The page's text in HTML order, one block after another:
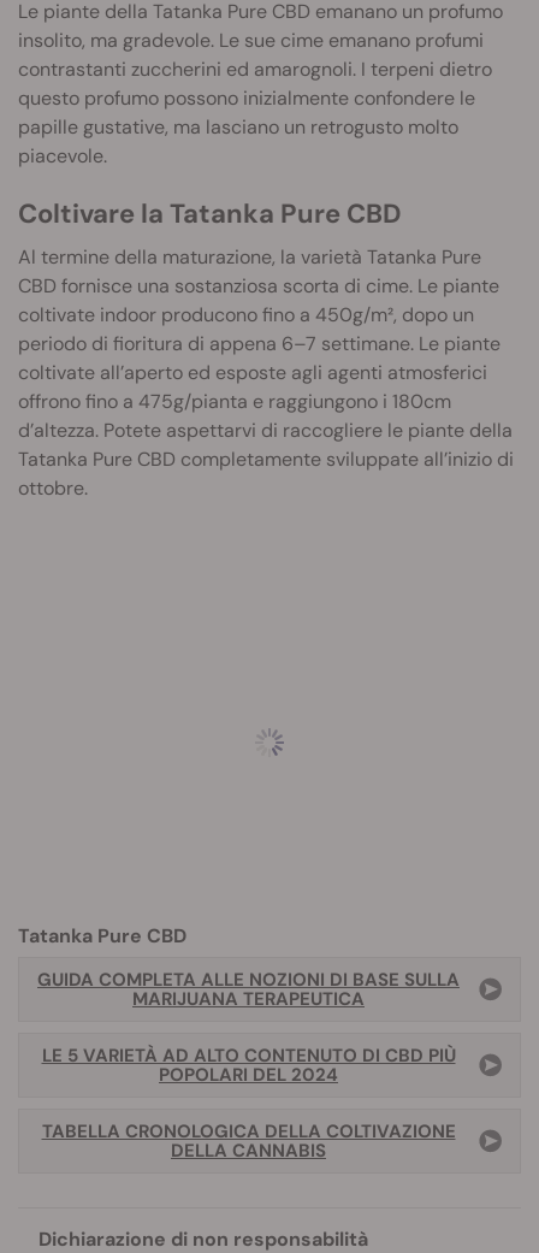
Le piante della Tatanka Pure CBD emanano un profumo
insolito, ma gradevole. Le sue cime emanano profumi
contrastanti zuccherini ed amarognoli. I terpeni dietro
questo profumo possono inizialmente confondere le
papille gustative, ma lasciano un retrogusto molto
piacevole.
Coltivare la Tatanka Pure CBD
Al termine della maturazione, la varietà Tatanka Pure
CBD fornisce una sostanziosa scorta di cime. Le piante
coltivate indoor producono fino a 450g/m², dopo un
periodo di fioritura di appena 6–7 settimane. Le piante
coltivate all’aperto ed esposte agli agenti atmosferici
offrono fino a 475g/pianta e raggiungono i 180cm
d’altezza. Potete aspettarvi di raccogliere le piante della
Tatanka Pure CBD completamente sviluppate all’inizio di
ottobre.
Tatanka Pure CBD
GUIDA COMPLETA ALLE NOZIONI DI BASE SULLA
MARIJUANA TERAPEUTICA
LE 5 VARIETÀ AD ALTO CONTENUTO DI CBD PIÙ
POPOLARI DEL 2024
TABELLA CRONOLOGICA DELLA COLTIVAZIONE
DELLA CANNABIS
Dichiarazione di non responsabilità